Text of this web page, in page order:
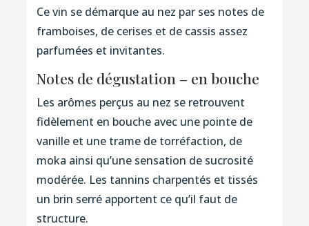
Ce vin se démarque au nez par ses notes de
framboises, de cerises et de cassis assez
parfumées et invitantes.
Notes de dégustation – en bouche
Les arômes perçus au nez se retrouvent
fidèlement en bouche avec une pointe de
vanille et une trame de torréfaction, de
moka ainsi qu’une sensation de sucrosité
modérée. Les tannins charpentés et tissés
un brin serré apportent ce qu’il faut de
structure.